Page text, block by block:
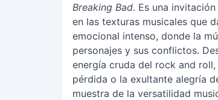
Breaking Bad. Es una
en las texturas musicales que
emocional intenso, donde la
personajes y sus conflictos.
energía cruda del rock and
pérdida o la exultante alegría
muestra de la versatilidad